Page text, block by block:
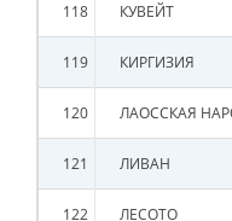
118 КУВЕЙТ
119 КИРГИЗИЯ
120 ЛАОССКАЯ
121 ЛИВАН
122 ЛЕСОТО